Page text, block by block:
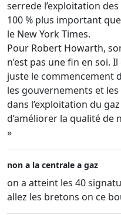
serrede l’exploitation
100 % plus important
le New York Times.
Pour Robert Howarth,
n’est pas une fin en soi.
juste le commencement
les gouvernements et
dans l’exploitation du
d’améliorer la qualité de
»
non a la centrale a gaz
on a atteint les 40
allez les bretons on ce